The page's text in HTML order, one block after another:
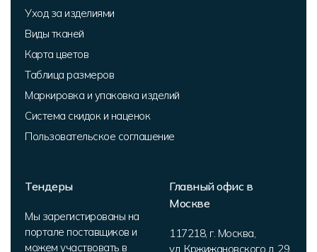
Уход за изделиями
Виды тканей
Карта цветов
Таблица размеров
Маркировка и упаковка изделий
Система скидок и наценок
Пользовательское соглашение
Тендеры
Мы зарегистированы на
портале поставщиков и
можем участвовать в
Главный офис в
Москве
117218, г. Москва,
ул. Кржижановского д. 29,